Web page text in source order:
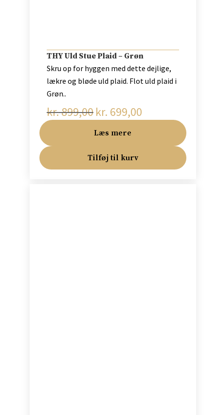
THY Uld Stue Plaid – Grøn
Skru op for hyggen med dette dejlige,
lækre og bløde uld plaid. Flot uld plaid i
Grøn..
kr.899,00 Den
pris
kr. 899,00.
kr. 699,00Den
aktuelle
Læs mere
Tilføj til kurv